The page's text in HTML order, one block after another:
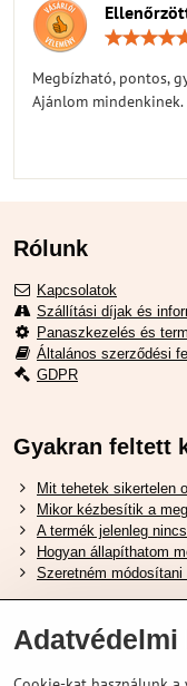
Megbízható, pontos,
Ajánlom mindenkinek.
Rólunk
Kapcsolatok
Szállítási díjak és
Panaszkezelés és
Általános szerződési
GDPR
Gyakran feltett
Mit tehetek sikertelen
Mikor kézbesítik a
A termék jelenleg
Hogyan állapíthatom
Szeretném
Hasznos Linkek